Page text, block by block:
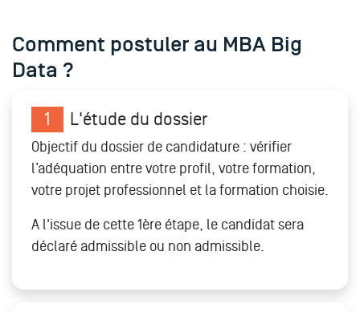
Comment postuler au MBA Big
Data ?
1 L'étude du dossier
Objectif du dossier de candidature : vérifier
l’adéquation entre votre profil, votre formation,
votre projet professionnel et la formation choisie.
A l'issue de cette 1ère étape, le candidat sera
déclaré admissible ou non admissible.